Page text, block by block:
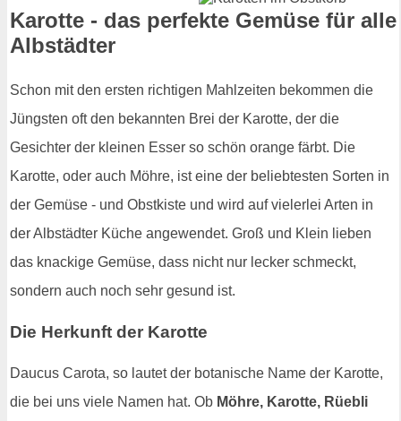
Karotte - das perfekte Gemüse für alle
Albstädter
Schon mit den ersten richtigen Mahlzeiten bekommen die
Jüngsten oft den bekannten Brei der Karotte, der die
Gesichter der kleinen Esser so schön orange färbt. Die
Karotte, oder auch Möhre, ist eine der beliebtesten Sorten in
der Gemüse - und Obstkiste und wird auf vielerlei Arten in
der Albstädter Küche angewendet. Groß und Klein lieben
das knackige Gemüse, dass nicht nur lecker schmeckt,
sondern auch noch sehr gesund ist.
Die Herkunft der Karotte
Daucus Carota, so lautet der botanische Name der Karotte,
die bei uns viele Namen hat. Ob Möhre, Karotte, Rüebli